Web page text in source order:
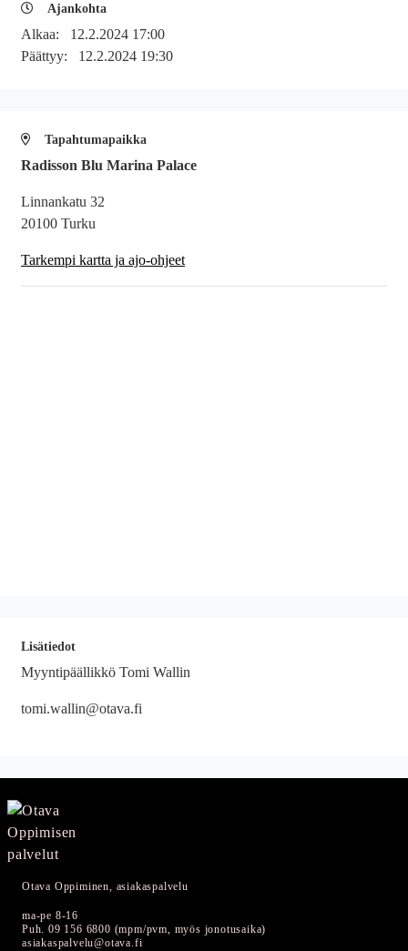
Ajankohta
Alkaa: 12.2.2024 17:00
Päättyy: 12.2.2024 19:30
Tapahtumapaikka
Radisson Blu Marina Palace
Linnankatu 32
20100 Turku
Tarkempi kartta ja ajo-ohjeet
Lisätiedot
Myyntipäällikkö Tomi Wallin
tomi.wallin@otava.fi
Otava Oppiminen, asiakaspalvelu
ma-pe 8-16
Puh. 09 156 6800 (mpm/pvm, myös jonotusaika)
asiakaspalvelu@otava.fi